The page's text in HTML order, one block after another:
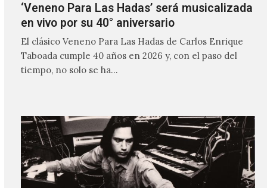
‘Veneno Para Las Hadas’ será musicalizada
en vivo por su 40° aniversario
El clásico Veneno Para Las Hadas de Carlos Enrique
Taboada cumple 40 años en 2026 y, con el paso del
tiempo, no solo se ha…